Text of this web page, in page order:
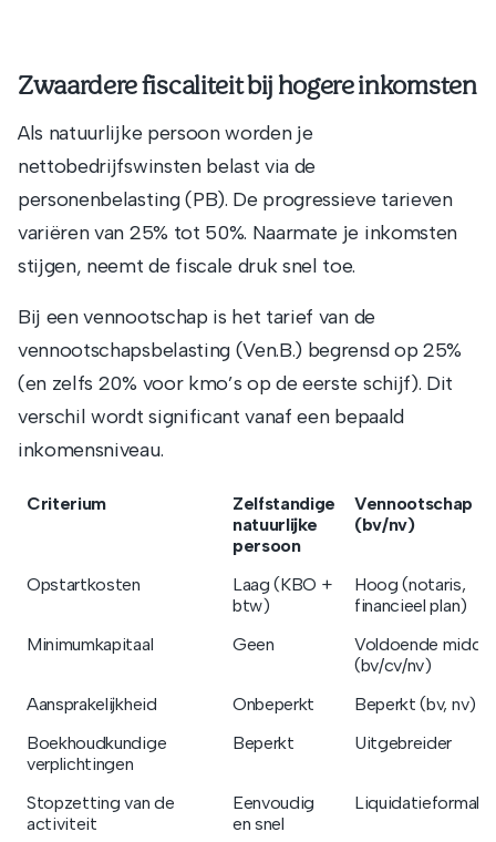
Zwaardere fiscaliteit bij hogere inkomsten
Als natuurlijke persoon worden je
nettobedrijfswinsten belast via de
personenbelasting (PB). De progressieve tarieven
variëren van 25% tot 50%. Naarmate je inkomsten
stijgen, neemt de fiscale druk snel toe.
Bij een vennootschap is het tarief van de
vennootschapsbelasting (Ven.B.) begrensd op 25%
(en zelfs 20% voor kmo’s op de eerste schijf). Dit
verschil wordt significant vanaf een bepaald
inkomensniveau.
Criterium
Zelfstandige
natuurlijke
persoon
Vennootschap
(bv/nv)
Opstartkosten
Laag (KBO +
btw)
Hoog (notaris,
financieel plan)
Minimumkapitaal
Geen
Voldoende
(bv/cv/nv)
Aansprakelijkheid
Onbeperkt
Beperkt (bv, nv)
Boekhoudkundige
verplichtingen
Beperkt Uitgebreider
Stopzetting van de
activiteit
Eenvoudig
en snel